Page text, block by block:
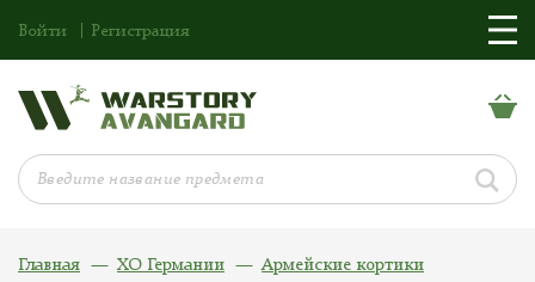
Войти Регистрация
Главная ХО Германии
Армейские кортики